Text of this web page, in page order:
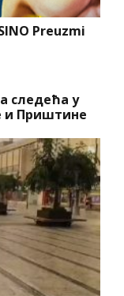
Preuzmi
следећа у
и Приштине